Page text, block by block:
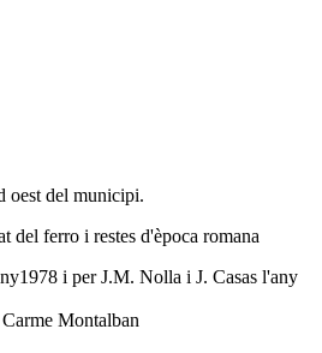
oest del municipi.
del ferro i restes d'època romana
i per J.M. Nolla i J. Casas l'any
Montalban